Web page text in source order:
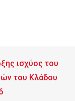
ισχύος του
του Κλάδου